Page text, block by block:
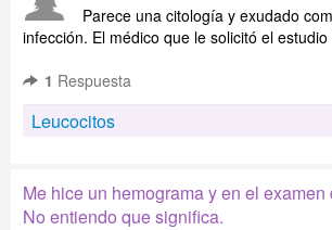
Parece una citología y exudado
infección. El médico que le solicitó el
1 Respuesta
Leucocitos
Me hice un hemograma y en el
No entiendo que significa.